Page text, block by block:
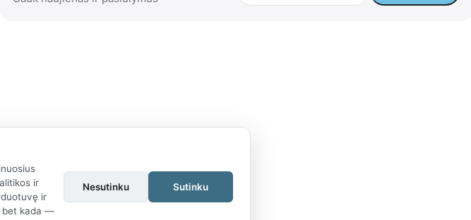
ir
ir
bet kada —
Nesutinku Sutinku